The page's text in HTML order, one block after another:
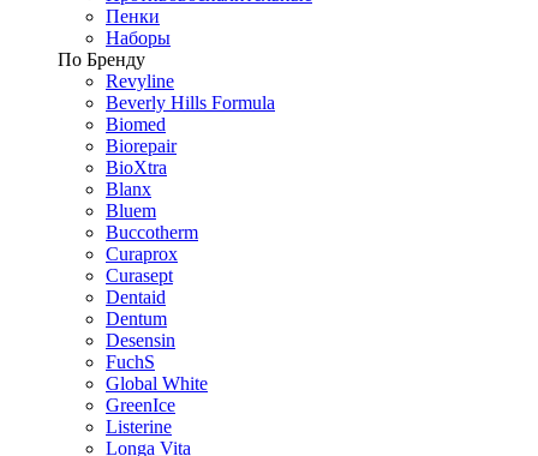
Пенки
Наборы
По Бренду
Revyline
Beverly Hills Formula
Biomed
Biorepair
BioXtra
Blanx
Bluem
Buccotherm
Curaprox
Curasept
Dentaid
Dentum
Desensin
FuchS
Global White
GreenIce
Listerine
Longa Vita